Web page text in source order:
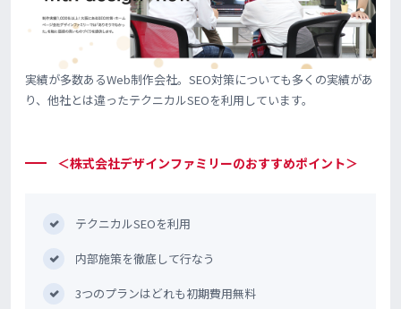
実績が多数あるWeb制作会社。SEO対策についても多くの実績があ
り、他社とは違ったテクニカルSEOを利用しています。
＜株式会社デザインファミリーのおすすめポイント＞
テクニカルSEOを利用
内部施策を徹底して行なう
3つのプランはどれも初期費用無料